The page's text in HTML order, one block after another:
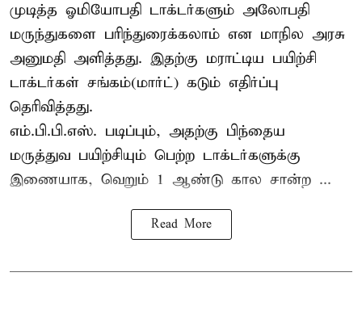
முடித்த ஓமியோபதி டாக்டர்களும் அலோபதி
மருந்துகளை பரிந்துரைக்கலாம் என மாநில அரசு
அனுமதி அளித்தது. இதற்கு மராட்டிய பயிற்சி
டாக்டர்கள் சங்கம்(மார்ட்) கடும் எதிர்ப்பு
தெரிவித்தது.
எம்.பி.பி.எஸ். படிப்பும், அதற்கு பிந்தைய
மருத்துவ பயிற்சியும் பெற்ற டாக்டர்களுக்கு
இணையாக, வெறும் 1 ஆண்டு கால சான்ற ...
Read More